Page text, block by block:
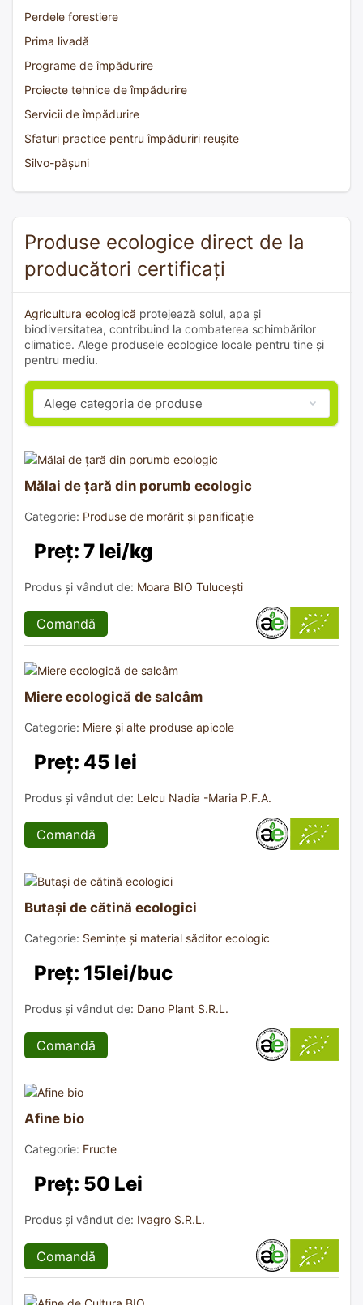
Perdele forestiere
Prima livadă
Programe de împădurire
Proiecte tehnice de împădurire
Servicii de împădurire
Sfaturi practice pentru împăduriri reușite
Silvo-pășuni
Produse ecologice direct de la
producători certificați
Agricultura ecologică protejează solul, apa și
biodiversitatea, contribuind la combaterea schimbărilor
climatice. Alege produsele ecologice locale pentru tine și
pentru mediu.
Mălai de țară din porumb ecologic
Categorie: Produse de morărit și panificație
Preț: 7 lei/kg
Produs și vândut de: Moara BIO Tulucești
Comandă
Miere ecologică de salcâm
Categorie: Miere și alte produse apicole
Preț: 45 lei
Produs și vândut de: Lelcu Nadia -Maria P.F.A.
Comandă
Butași de cătină ecologici
Categorie: Semințe și material săditor ecologic
Preț: 15lei/buc
Produs și vândut de: Dano Plant S.R.L.
Comandă
Afine bio
Categorie: Fructe
Preț: 50 Lei
Produs și vândut de: Ivagro S.R.L.
Comandă